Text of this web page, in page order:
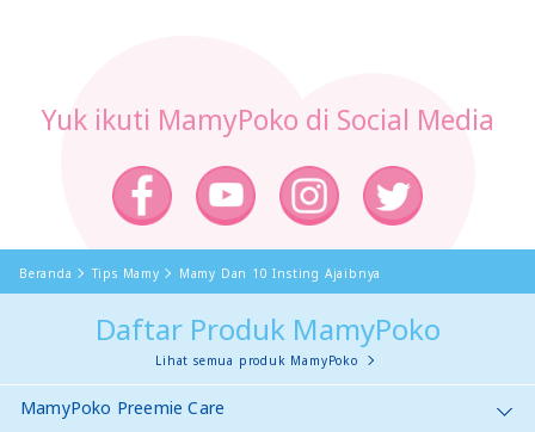
Yuk ikuti MamyPoko di Social Media
Beranda Tips Mamy Mamy Dan 10 Insting Ajaibnya
Daftar Produk MamyPoko
Lihat semua produk MamyPoko
MamyPoko Preemie Care